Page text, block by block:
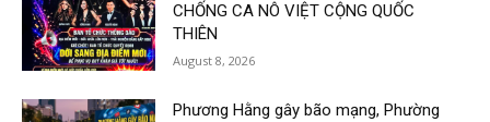
CHỐNG CA NÔ VIỆT CỘNG QUỐC
THIÊN
August 8, 2026
Phương Hằng gây bão mạng, Phường